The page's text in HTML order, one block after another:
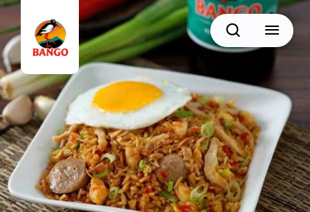
BACK
Resep Sate
Resep Semur
Cari